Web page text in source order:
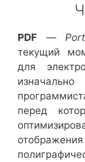
PDF —
текущий
для
перед